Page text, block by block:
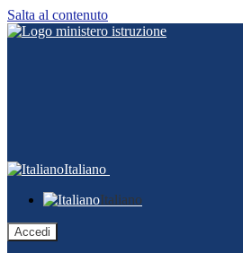
Salta al contenuto
Italiano
Italiano
Accedi